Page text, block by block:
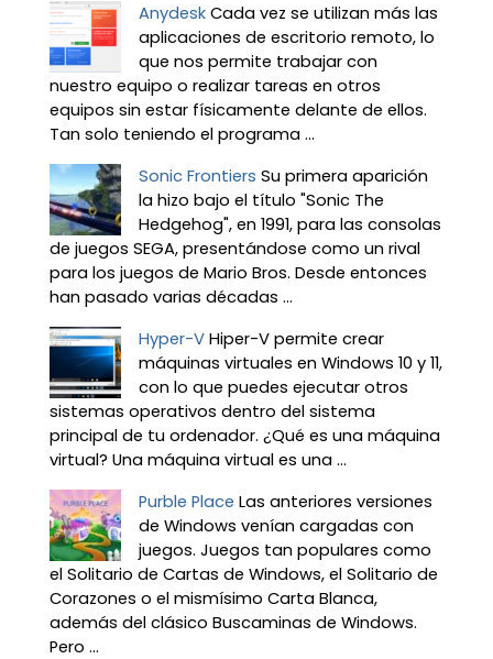
Anydesk Cada vez se utilizan más las
aplicaciones de escritorio remoto, lo
que nos permite trabajar con
nuestro equipo o realizar tareas en otros
equipos sin estar físicamente delante de ellos.
Tan solo teniendo el programa ...
Sonic Frontiers Su primera aparición
la hizo bajo el título "Sonic The
Hedgehog", en 1991, para las consolas
de juegos SEGA, presentándose como un rival
para los juegos de Mario Bros. Desde entonces
han pasado varias décadas ...
Hyper-V Hiper-V permite crear
máquinas virtuales en Windows 10 y 11,
con lo que puedes ejecutar otros
sistemas operativos dentro del sistema
principal de tu ordenador. ¿Qué es una máquina
virtual? Una máquina virtual es una ...
Purble Place Las anteriores versiones
de Windows venían cargadas con
juegos. Juegos tan populares como
el Solitario de Cartas de Windows, el Solitario de
Corazones o el mismísimo Carta Blanca,
además del clásico Buscaminas de Windows.
Pero ...